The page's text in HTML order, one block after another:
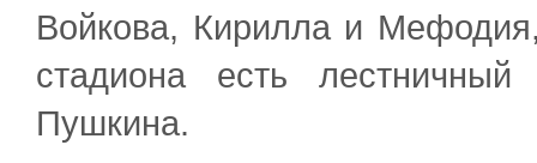
Войкова, Кирилла и
стадиона есть
Пушкина.